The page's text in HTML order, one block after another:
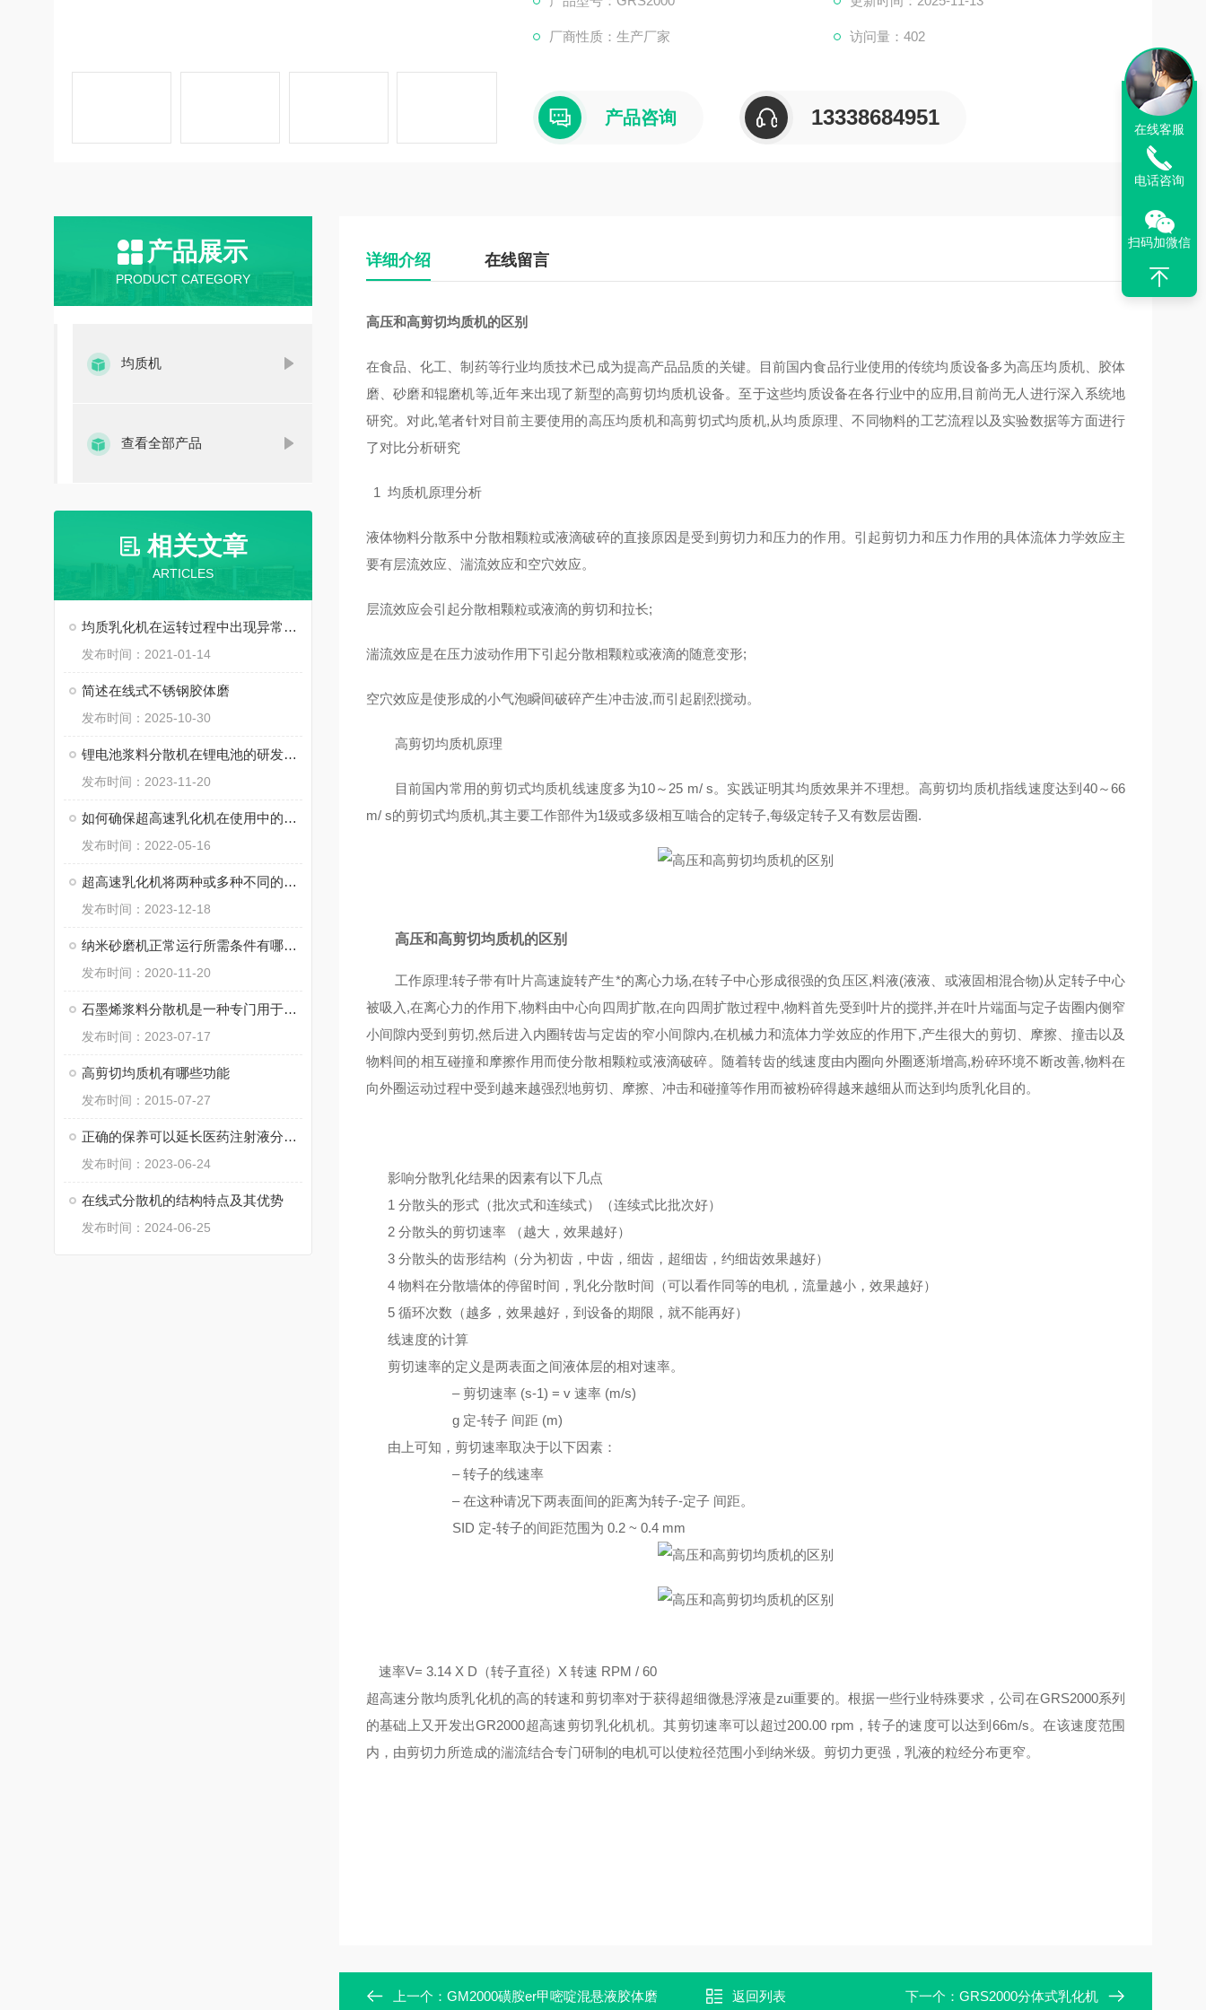
厂商性质：生产厂家 访问量：402
产品咨询 13338684951
产品展示
PRODUCT CATEGORY
均质机
查看全部产品
相关文章
ARTICLES
均质乳化机在运转过程中出现异常声音应立即停机检查
发布时间：2021-01-14
简述在线式不锈钢胶体磨
发布时间：2025-10-30
锂电池浆料分散机在锂电池的研发和生产过程中具有非常重要的作用
发布时间：2023-11-20
如何确保超高速乳化机在使用中的稳定性以及高效性
发布时间：2022-05-16
超高速乳化机将两种或多种不同的液体混合在一起并形成稳定的乳液
发布时间：2023-12-18
纳米砂磨机正常运行所需条件有哪些？
发布时间：2020-11-20
石墨烯浆料分散机是一种专门用于石墨烯浆料的分散和均匀化处理的设备
发布时间：2023-07-17
高剪切均质机有哪些功能
发布时间：2015-07-27
正确的保养可以延长医药注射液分散器使用寿命并确保操作安全
发布时间：2023-06-24
在线式分散机的结构特点及其优势
发布时间：2024-06-25
详细介绍 在线留言
高压和高剪切均质机的区别
在食品、化工、制药等行业均质技术已成为提高产品品质的关键。目前国内食品行业使用的传统均质设备多为高压均质机、胶体
磨、砂磨和辊磨机等,近年来出现了新型的高剪切均质机设备。至于这些均质设备在各行业中的应用,目前尚无人进行深入系统地
研究。对此,笔者针对目前主要使用的高压均质机和高剪切式均质机,从均质原理、不同物料的工艺流程以及实验数据等方面进行
了对比分析研究
1 均质机原理分析
液体物料分散系中分散相颗粒或液滴破碎的直接原因是受到剪切力和压力的作用。引起剪切力和压力作用的具体流体力学效应主
要有层流效应、湍流效应和空穴效应。
层流效应会引起分散相颗粒或液滴的剪切和拉长;
湍流效应是在压力波动作用下引起分散相颗粒或液滴的随意变形;
空穴效应是使形成的小气泡瞬间破碎产生冲击波,而引起剧烈搅动。
高剪切均质机原理
目前国内常用的剪切式均质机线速度多为10～25 m/ s。实践证明其均质效果并不理想。高剪切均质机指线速度达到40～66
m/ s的剪切式均质机,其主要工作部件为1级或多级相互啮合的定转子,每级定转子又有数层齿圈.
高压和高剪切均质机的区别
工作原理:转子带有叶片高速旋转产生*的离心力场,在转子中心形成很强的负压区,料液(液液、或液固相混合物)从定转子中心
被吸入,在离心力的作用下,物料由中心向四周扩散,在向四周扩散过程中,物料首先受到叶片的搅拌,并在叶片端面与定子齿圈内侧窄
小间隙内受到剪切,然后进入内圈转齿与定齿的窄小间隙内,在机械力和流体力学效应的作用下,产生很大的剪切、摩擦、撞击以及
物料间的相互碰撞和摩擦作用而使分散相颗粒或液滴破碎。随着转齿的线速度由内圈向外圈逐渐增高,粉碎环境不断改善,物料在
向外圈运动过程中受到越来越强烈地剪切、摩擦、冲击和碰撞等作用而被粉碎得越来越细从而达到均质乳化目的。
影响分散乳化结果的因素有以下几点
1 分散头的形式（批次式和连续式）（连续式比批次好）
2 分散头的剪切速率 （越大，效果越好）
3 分散头的齿形结构（分为初齿，中齿，细齿，超细齿，约细齿效果越好）
4 物料在分散墙体的停留时间，乳化分散时间（可以看作同等的电机，流量越小，效果越好）
5 循环次数（越多，效果越好，到设备的期限，就不能再好）
线速度的计算
剪切速率的定义是两表面之间液体层的相对速率。
– 剪切速率 (s-1) = v 速率 (m/s)
g 定-转子 间距 (m)
由上可知，剪切速率取决于以下因素：
– 转子的线速率
– 在这种请况下两表面间的距离为转子-定子 间距。
SID 定-转子的间距范围为 0.2 ~ 0.4 mm
速率V= 3.14 X D（转子直径）X 转速 RPM / 60
超高速分散均质乳化机的高的转速和剪切率对于获得超细微悬浮液是zui重要的。根据一些行业特殊要求，公司在GRS2000系列
的基础上又开发出GR2000超高速剪切乳化机机。其剪切速率可以超过200.00 rpm，转子的速度可以达到66m/s。在该速度范围
内，由剪切力所造成的湍流结合专门研制的电机可以使粒径范围小到纳米级。剪切力更强，乳液的粒经分布更窄。
上一个： GM2000磺胺er甲嘧啶混悬液胶体磨 返回列表 下一个： GRS2000分体式乳化机
在线客服
电话咨询
扫码加微信